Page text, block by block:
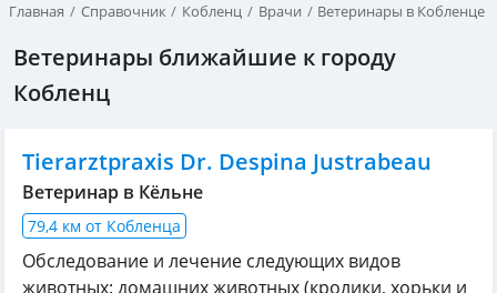
Главная Справочник Кобленц Врачи Ветеринары в Кобленце
Ветеринары ближайшие к городу
Кобленц
Tierarztpraxis Dr. Despina Justrabeau
Ветеринар в Кёльне
79,4 км от Кобленца
Обследование и лечение следующих видов
животных: домашних животных (кролики, хорьки и